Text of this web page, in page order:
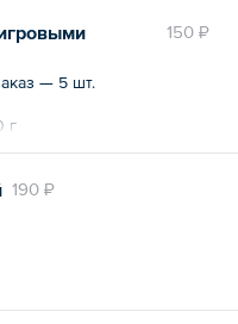
150 ₽
— 5 шт.
г
190 ₽